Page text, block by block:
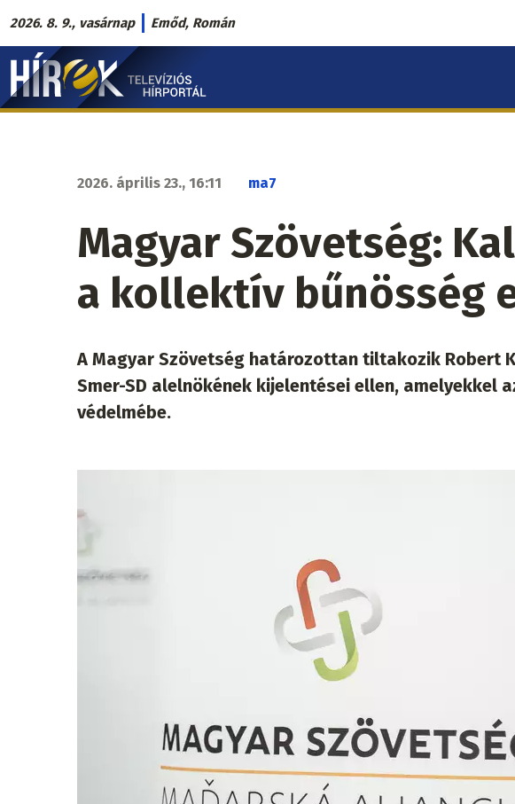
Ugrás
a
tartalomra
2026. 8. 9., vasárnap Emőd, Román
Hírek.sk
fő
2026. április 23., 16:11 ma7
Magyar Szövetség:
a kollektív bűnösség
A Magyar Szövetség határozottan tiltakozik Robert
Smer-SD alelnökének kijelentései ellen, amelyekkel
védelmébe.